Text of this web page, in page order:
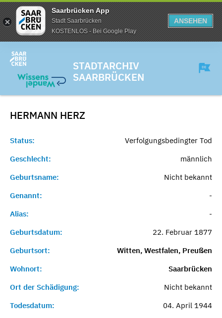
Saarbrücken App
Stadt Saarbrücken
KOSTENLOS - Bei Google Play
ANSEHEN
STADTARCHIV
SAARBRÜCKEN
HERMANN HERZ
Status:
Verfolgungsbedingter Tod
Geschlecht:
männlich
Geburtsname:
Nicht bekannt
Genannt:
-
Alias:
-
Geburtsdatum:
22. Februar 1877
Geburtsort:
Witten, Westfalen, Preußen
Wohnort:
Saarbrücken
Ort der Schädigung:
Nicht bekannt
Todesdatum:
04. April 1944